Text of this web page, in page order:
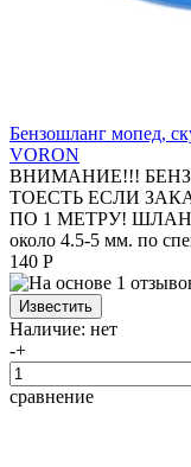
Бензошланг мопед,
VORON
ВНИМАНИЕ!!!
ТОЕСТЬ ЕСЛИ
ПО 1 МЕТРУ!
около 4.5-5 мм. по
140 Р
Наличие: нет
-+
сравнение